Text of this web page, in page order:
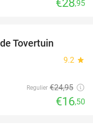
€28,95
Tovertuin
9.2 star
Regulier €24,95
€16,50